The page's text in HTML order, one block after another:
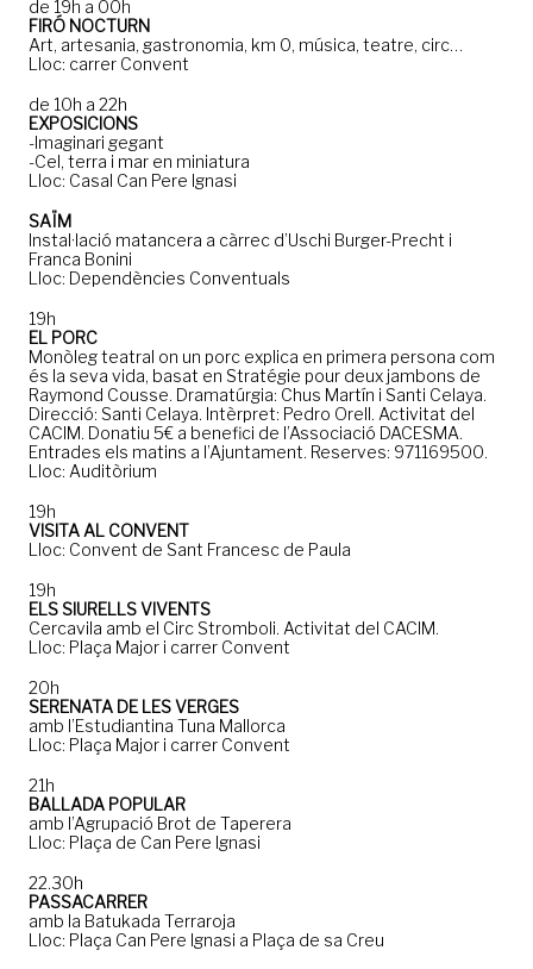
de 19h a 00h
FIRÓ NOCTURN
Art, artesania, gastronomia, km 0, música, teatre, circ…
Lloc: carrer Convent
de 10h a 22h
EXPOSICIONS
-Imaginari gegant
-Cel, terra i mar en miniatura
Lloc: Casal Can Pere Ignasi
SAÏM
Instal·lació matancera a càrrec d’Uschi Burger-Precht i
Franca Bonini
Lloc: Dependències Conventuals
19h
EL PORC
Monòleg teatral on un porc explica en primera persona com
és la seva vida, basat en Stratégie pour deux jambons de
Raymond Cousse. Dramatúrgia: Chus Martín i Santi Celaya.
Direcció: Santi Celaya. Intèrpret: Pedro Orell. Activitat del
CACIM. Donatiu 5€ a benefici de l’Associació DACESMA.
Entrades els matins a l’Ajuntament. Reserves: 971169500.
Lloc: Auditòrium
19h
VISITA AL CONVENT
Lloc: Convent de Sant Francesc de Paula
19h
ELS SIURELLS VIVENTS
Cercavila amb el Circ Stromboli. Activitat del CACIM.
Lloc: Plaça Major i carrer Convent
20h
SERENATA DE LES VERGES
amb l’Estudiantina Tuna Mallorca
Lloc: Plaça Major i carrer Convent
21h
BALLADA POPULAR
amb l’Agrupació Brot de Taperera
Lloc: Plaça de Can Pere Ignasi
22.30h
PASSACARRER
amb la Batukada Terraroja
Lloc: Plaça Can Pere Ignasi a Plaça de sa Creu